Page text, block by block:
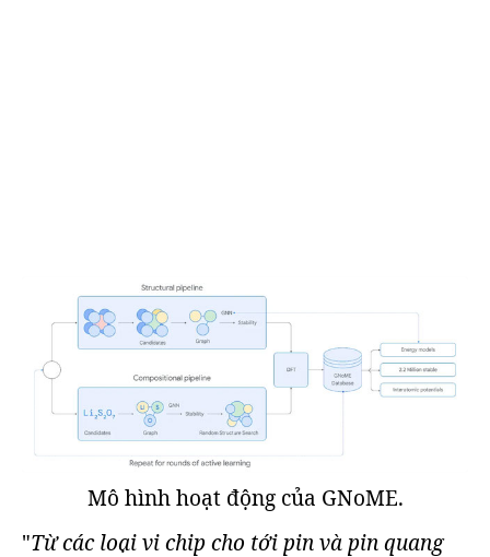
Mô hình hoạt động của GNoME.
"Từ các loại vi chip cho tới pin và pin quang